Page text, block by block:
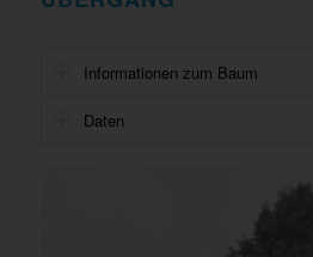
Informationen zum Baum
Daten